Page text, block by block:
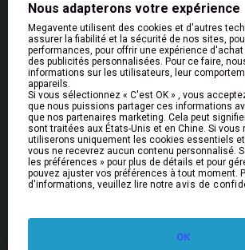
Aide & Informations
Aide
Livraison
Retours et Remboursements
FAQs
Bulletin
Restez informé des nouveautés et des
Nous adapterons votre expérience
Megavente utilisent des cookies et d'autres
assurer la fiabilité et la sécurité de nos sites,
performances, pour offrir une expérience
des publicités personnalisées. Pour ce faire,
informations sur les utilisateurs, leur
appareils.
Si vous sélectionnez « C'est OK » , vous
que nous puissions partager ces informations
que nos partenaires marketing. Cela peut
sont traitées aux États-Unis et en Chine. Si vous
utiliserons uniquement les cookies essentiels
vous ne recevrez aucun contenu personnalisé.
les préférences » pour plus de détails et pour
pouvez ajuster vos préférences à tout moment.
d'informations, veuillez lire notre avis de
OK